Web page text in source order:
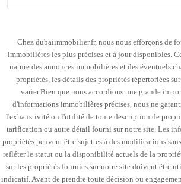
Chez dubaiimmobilier.fr, nous nous efforçons de
immobilières les plus précises et à jour disponibles.
nature des annonces immobilières et des éventuels
propriétés, les détails des propriétés répertoriées
varier.Bien que nous accordions une grande
d'informations immobilières précises, nous ne
l'exhaustivité ou l'utilité de toute description de
tarification ou autre détail fourni sur notre site. Les
propriétés peuvent être sujettes à des modifications
refléter le statut ou la disponibilité actuels de la
sur les propriétés fournies sur notre site doivent être
indicatif. Avant de prendre toute décision ou